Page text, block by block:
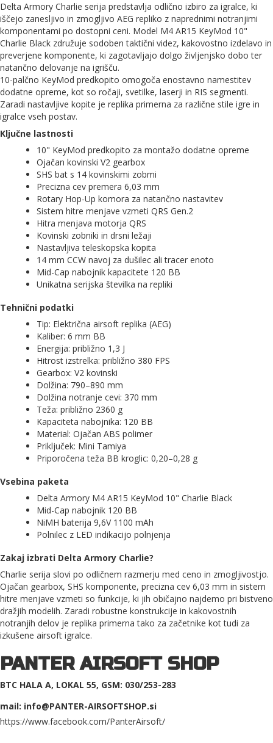
Delta Armory Charlie serija predstavlja odlično izbiro za igralce, ki
iščejo zanesljivo in zmogljivo AEG repliko z naprednimi notranjimi
komponentami po dostopni ceni. Model M4 AR15 KeyMod 10"
Charlie Black združuje sodoben taktični videz, kakovostno izdelavo in
preverjene komponente, ki zagotavljajo dolgo življenjsko dobo ter
natančno delovanje na igrišču.
10-palčno KeyMod predkopito omogoča enostavno namestitev
dodatne opreme, kot so ročaji, svetilke, laserji in RIS segmenti.
Zaradi nastavljive kopite je replika primerna za različne stile igre in
igralce vseh postav.
Ključne lastnosti
10" KeyMod predkopito za montažo dodatne opreme
Ojačan kovinski V2 gearbox
SHS bat s 14 kovinskimi zobmi
Precizna cev premera 6,03 mm
Rotary Hop-Up komora za natančno nastavitev
Sistem hitre menjave vzmeti QRS Gen.2
Hitra menjava motorja QRS
Kovinski zobniki in drsni ležaji
Nastavljiva teleskopska kopita
14 mm CCW navoj za dušilec ali tracer enoto
Mid-Cap nabojnik kapacitete 120 BB
Unikatna serijska številka na repliki
Tehnični podatki
Tip: Električna airsoft replika (AEG)
Kaliber: 6 mm BB
Energija: približno 1,3 J
Hitrost izstrelka: približno 380 FPS
Gearbox: V2 kovinski
Dolžina: 790–890 mm
Dolžina notranje cevi: 370 mm
Teža: približno 2360 g
Kapaciteta nabojnika: 120 BB
Material: Ojačan ABS polimer
Priključek: Mini Tamiya
Priporočena teža BB kroglic: 0,20–0,28 g
Vsebina paketa
Delta Armory M4 AR15 KeyMod 10" Charlie Black
Mid-Cap nabojnik 120 BB
NiMH baterija 9,6V 1100 mAh
Polnilec z LED indikacijo polnjenja
Zakaj izbrati Delta Armory Charlie?
Charlie serija slovi po odličnem razmerju med ceno in zmogljivostjo.
Ojačan gearbox, SHS komponente, precizna cev 6,03 mm in sistem
hitre menjave vzmeti so funkcije, ki jih običajno najdemo pri bistveno
dražjih modelih. Zaradi robustne konstrukcije in kakovostnih
notranjih delov je replika primerna tako za začetnike kot tudi za
izkušene airsoft igralce.
PANTER AIRSOFT SHOP
BTC HALA A, LOKAL 55, GSM: 030/253-283
mail: info@PANTER-AIRSOFTSHOP.si
https://www.facebook.com/PanterAirsoft/